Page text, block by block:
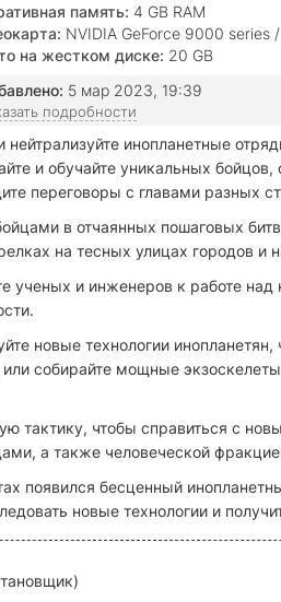
память: 4 GB RAM
NVIDIA GeForce 9000 series
DirectX 9.0
на жестком диске: 20 GB
5 мар 2023, 19:39
подробности
инопланетные
и обучайте уникальных бойцов,
переговоры с главами разных
в отчаянных пошаговых
на тесных улицах городов и
ученых и инженеров к работе
новые технологии
собирайте мощные
тактику, чтобы справиться с
а также человеческой
появился бесценный
новые технологии и